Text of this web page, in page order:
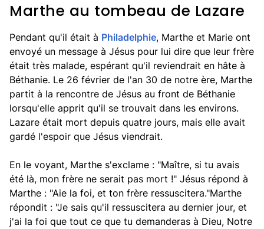
Marthe au tombeau de Lazare
Pendant qu'il était à Philadelphie, Marthe et Marie ont
envoyé un message à Jésus pour lui dire que leur frère
était très malade, espérant qu'il reviendrait en hâte à
Béthanie. Le 26 février de l'an 30 de notre ère, Marthe
partit à la rencontre de Jésus au front de Béthanie
lorsqu'elle apprit qu'il se trouvait dans les environs.
Lazare était mort depuis quatre jours, mais elle avait
gardé l'espoir que Jésus viendrait.
En le voyant, Marthe s'exclame : "Maître, si tu avais
été là, mon frère ne serait pas mort !" Jésus répond à
Marthe : "Aie la foi, et ton frère ressuscitera."Marthe
répondit : "Je sais qu'il ressuscitera au dernier jour, et
j'ai la foi que tout ce que tu demanderas à Dieu, Notre